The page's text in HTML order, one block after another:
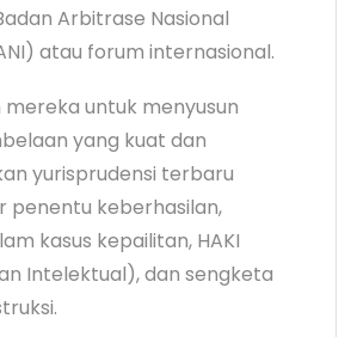
Arbitrase Nasional
atau forum internasional.
untuk menyusun
yang kuat dan
yurisprudensi terbaru
penentu keberhasilan,
kasus kepailitan, HAKI
Intelektual), dan sengketa